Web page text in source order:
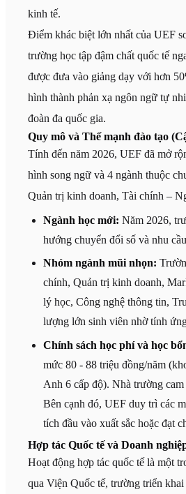
kinh tế.
Điểm khác biệt lớn nhất của UEF
trường học tập đậm chất quốc tế
được đưa vào giảng dạy với hơn
hình thành phản xạ ngôn ngữ tự
đoàn đa quốc gia.
Quy mô và Thế mạnh đào tạo
Tính đến năm 2026, UEF đã mở
hình song ngữ và 4 ngành thuộc
Quản trị kinh doanh, Tài chính –
Ngành học mới: Năm 2026,
hướng chuyển đổi số và nhu
Nhóm ngành mũi nhọn:
chính, Quản trị kinh doanh,
lý học, Công nghệ thông tin,
lượng lớn sinh viên nhờ tính
Chính sách học phí và học
mức 80 - 88 triệu đồng/năm
Anh 6 cấp độ). Nhà trường
Bên cạnh đó, UEF duy trì các
tích đầu vào xuất sắc hoặc đạt
Hợp tác Quốc tế và Doanh
Hoạt động hợp tác quốc tế là một
qua Viện Quốc tế, trường triển